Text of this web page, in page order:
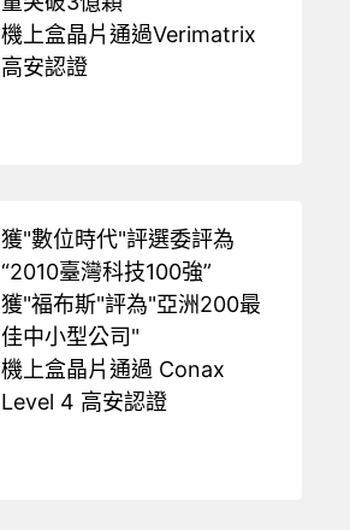
機上盒晶片通過Verimatrix
高安認證
獲"數位時代"評選委評為
“2010臺灣科技100強”
獲"福布斯"評為"亞洲200最
佳中小型公司"
機上盒晶片通過 Conax
Level 4 高安認證